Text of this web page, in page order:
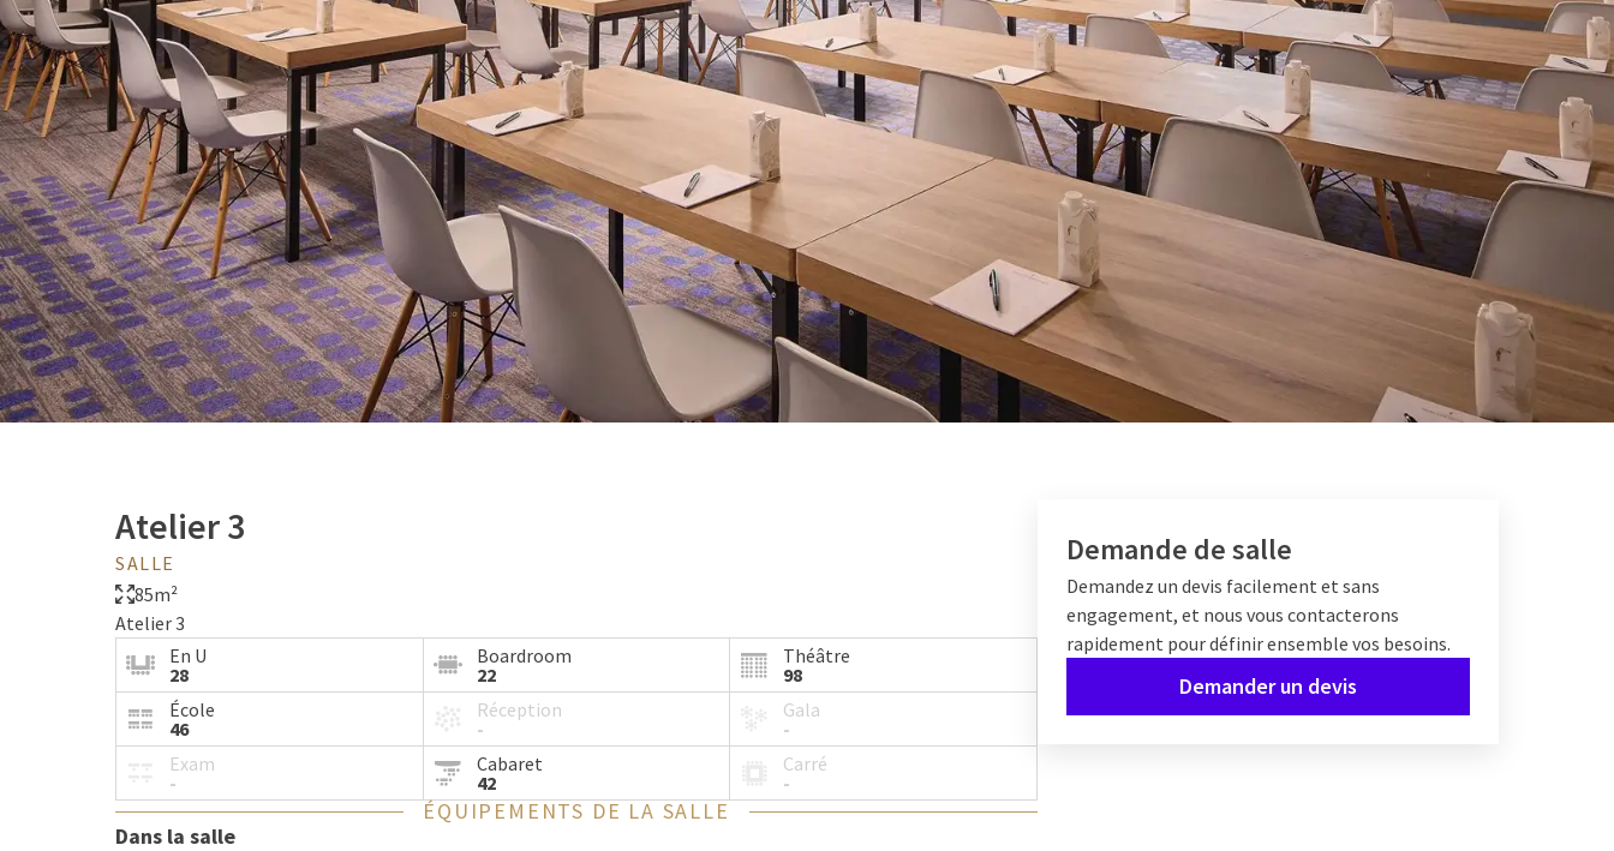
Atelier 3
SALLE
85m²
Atelier 3
En U
28
Boardroom
22
Théâtre
98
École
46
Réception
-
Gala
-
Exam
-
Cabaret
42
Carré
-
ÉQUIPEMENTS DE LA SALLE
Dans la salle
Demande de salle
Demandez un devis facilement et sans
engagement, et nous vous contacterons
rapidement pour définir ensemble vos besoins.
Demander un devis